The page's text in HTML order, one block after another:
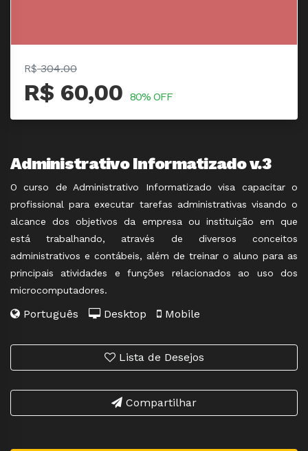
R$304.00
R$ 60,00 80% OFF
Administrativo Informatizado v.3
O curso de Administrativo Informatizado visa capacitar o
profissional para executar tarefas administrativas visando o
alcance dos objetivos da empresa ou instituição em que
está trabalhando, através de diversos conceitos
administrativos e contábeis, além de treinar o aluno para as
principais atividades e funções relacionados ao uso dos
microcomputadores.
Português Desktop Mobile
Lista de Desejos
Compartilhar